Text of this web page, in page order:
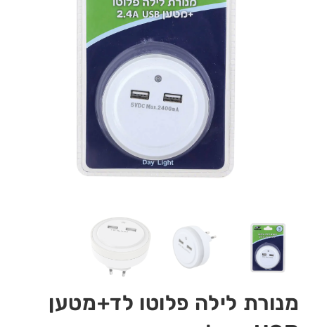
מנורת לילה פלוטו לד+מטען